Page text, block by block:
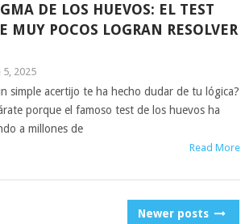
DE LOS HUEVOS: EL TEST
MUY POCOS LOGRAN RESOLVER
5, 2025
simple acertijo te ha hecho dudar de tu lógica?
porque el famoso test de los huevos ha
a millones de
Read More
Newer posts